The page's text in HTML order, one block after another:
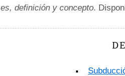
es, definición y concepto.